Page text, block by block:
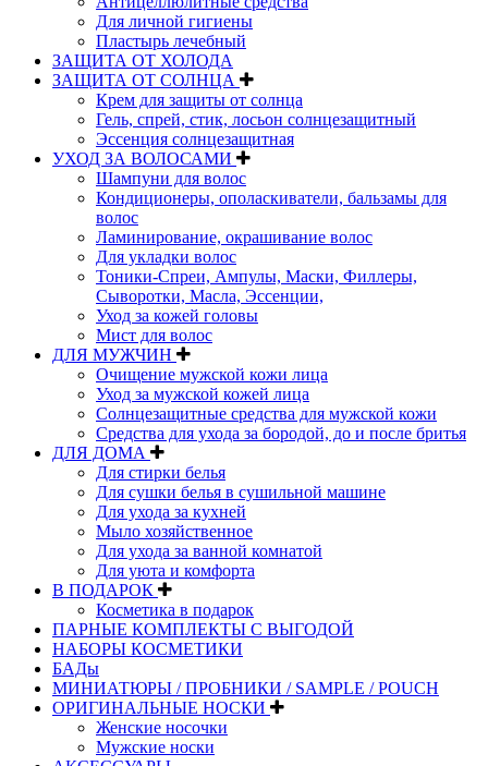
Для личной гигиены
Пластырь лечебный
ЗАЩИТА ОТ ХОЛОДА
ЗАЩИТА ОТ СОЛНЦА
Крем для защиты от солнца
Гель, спрей, стик, лосьон солнцезащитный
Эссенция солнцезащитная
УХОД ЗА ВОЛОСАМИ
Шампуни для волос
Кондиционеры, ополаскиватели, бальзамы для
волос
Ламинирование, окрашивание волос
Для укладки волос
Тоники-Спреи, Ампулы, Маски, Филлеры,
Сыворотки, Масла, Эссенции,
Уход за кожей головы
Мист для волос
ДЛЯ МУЖЧИН
Очищение мужской кожи лица
Уход за мужской кожей лица
Солнцезащитные средства для мужской кожи
Средства для ухода за бородой, до и после бритья
ДЛЯ ДОМА
Для стирки белья
Для сушки белья в сушильной машине
Для ухода за кухней
Мыло хозяйственное
Для ухода за ванной комнатой
Для уюта и комфорта
В ПОДАРОК
Косметика в подарок
ПАРНЫЕ КОМПЛЕКТЫ С ВЫГОДОЙ
НАБОРЫ КОСМЕТИКИ
БАДы
МИНИАТЮРЫ / ПРОБНИКИ / SAMPLE / POUCH
ОРИГИНАЛЬНЫЕ НОСКИ
Женские носочки
Мужские носки